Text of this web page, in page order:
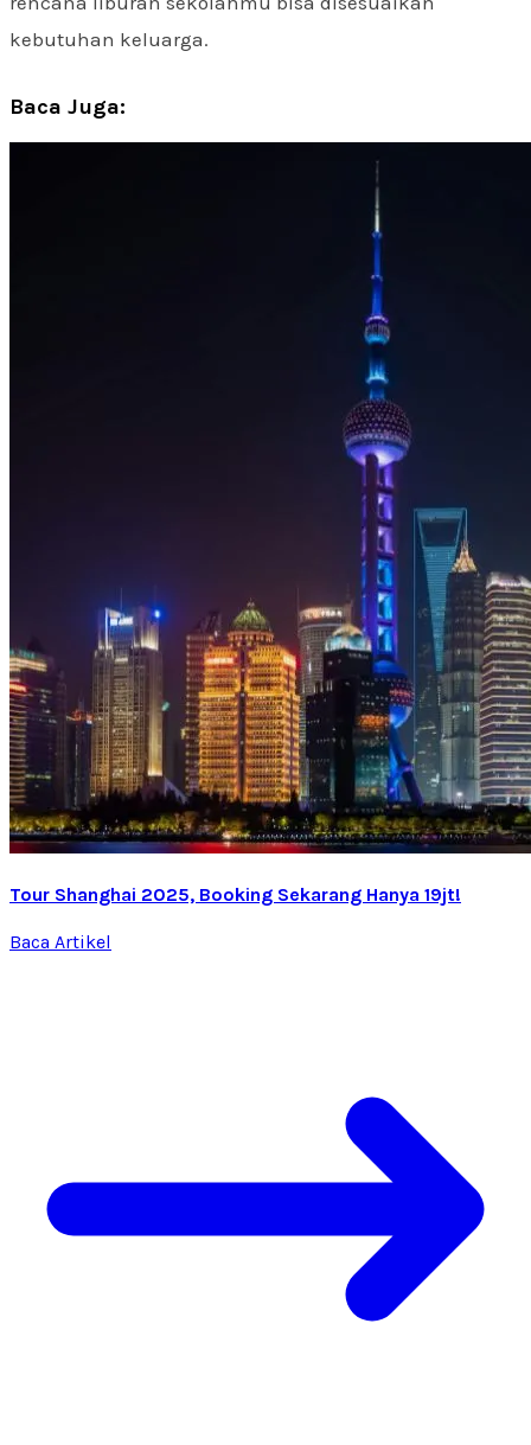
kebutuhan keluarga.
Baca Juga:
Tour Shanghai 2025, Booking Sekarang Hanya 19jt!
Baca Artikel